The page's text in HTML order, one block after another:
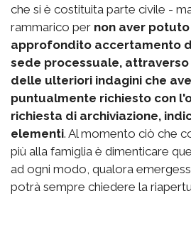
che si è costituita parte civile -
rammarico per non aver
approfondito accertamento
sede processuale,
delle ulteriori indagini che
puntualmente richiesto con
richiesta di archiviazione,
elementi. Al momento ciò che
più alla famiglia è dimenticare
ad ogni modo, qualora
potrà sempre chiedere la